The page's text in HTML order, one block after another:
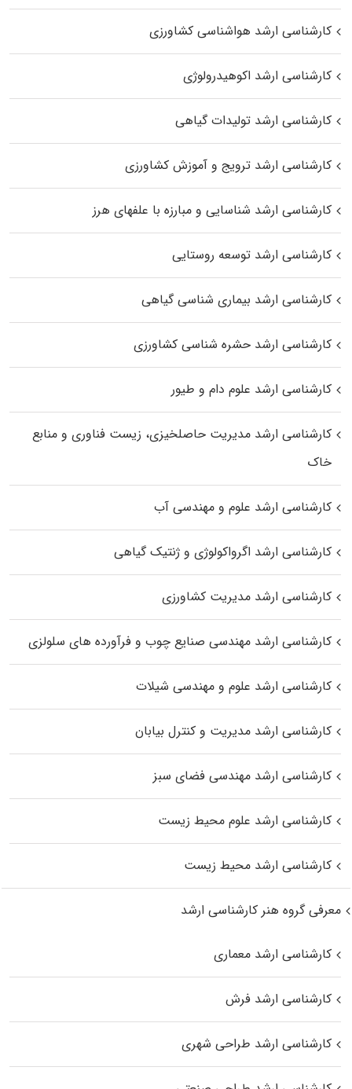
کارشناسی ارشد هواشناسی کشاورزی
کارشناسی ارشد اکوهیدرولوژی
کارشناسی ارشد تولیدات گیاهی
کارشناسی ارشد ترویج و آموزش کشاورزی
کارشناسی ارشد شناسایی و مبارزه با علفهای هرز
کارشناسی ارشد توسعه روستایی
کارشناسی ارشد بیماری‌ شناسی گیاهی
کارشناسی ارشد حشره‌ شناسی کشاورزی
کارشناسی ارشد علوم دام و طیور
کارشناسی ارشد مدیریت حاصلخیزی، زیست فناوری و منابع
خاک
کارشناسی ارشد علوم و مهندسی آب
کارشناسی ارشد اگرواکولوژی و ژنتیک گیاهی
کارشناسی ارشد مدیریت کشاورزی
کارشناسی ارشد مهندسی صنایع چوب و فرآورده‌ های سلولزی
کارشناسی ارشد علوم و مهندسی شیلات
کارشناسی ارشد مدیریت و کنترل بیابان
کارشناسی ارشد مهندسی فضای سبز
کارشناسی ارشد علوم محیط‌ زیست
کارشناسی ارشد محیط زیست
معرفی گروه هنر کارشناسی ارشد
کارشناسی ارشد معماری
کارشناسی ارشد فرش
کارشناسی ارشد طراحی شهری